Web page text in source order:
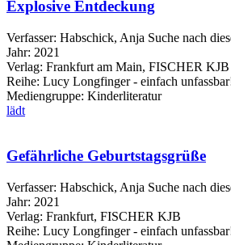
Explosive Entdeckung
Verfasser: Habschick, Anja Suche nach
Jahr: 2021
Verlag: Frankfurt am Main, FISCHER KJB
Reihe: Lucy Longfinger - einfach
Mediengruppe: Kinderliteratur
lädt
Gefährliche Geburtstagsgrüße
Verfasser: Habschick, Anja Suche nach
Jahr: 2021
Verlag: Frankfurt, FISCHER KJB
Reihe: Lucy Longfinger - einfach